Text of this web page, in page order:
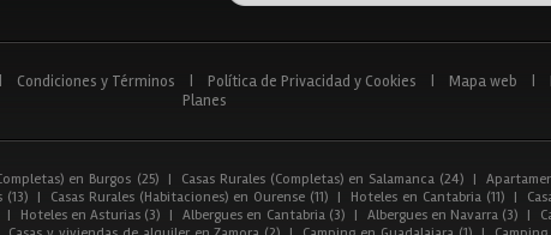
Condiciones y Términos Política de Privacidad y Cookies Mapa web
Planes
en Burgos (25) | Casas Rurales (Completas) en Salamanca (24) |
| Casas Rurales (Habitaciones) en Ourense (11) | Hoteles en Cantabria (11) |
| Hoteles en Asturias (3) | Albergues en Cantabria (3) | Albergues en Navarra (3) |